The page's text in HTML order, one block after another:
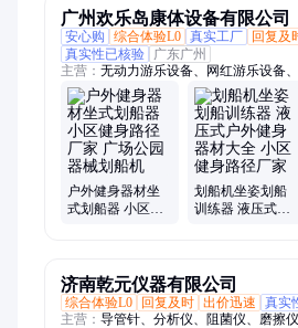
广州欢乐岛康体设备有限公司
安心购
综合体验L0 真实工厂 回复及
真实性已核验
广东广州
主营： 无动力游乐设备、网红游乐设备
机、儿童乐园设备、幼儿园滑梯、公园
儿园家具、大型组合滑梯、木质滑梯、
梯、半透明滑梯、玻璃钢滑梯、螺旋滑
园、游乐场设备、幼儿园桌椅、幼儿园
童滑梯、景区游乐设备、丛林穿越设备
户外健身器材坐
式划船器 小区健
划船机坐姿划船
训练器 液压式户
济南乾元仪器有限公司
综合体验L0
回复及时 出价迅速 真实
主营： 导管针、分析仪、阻菌仪、磨擦